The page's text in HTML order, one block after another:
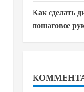
Как сделать
пошаговое